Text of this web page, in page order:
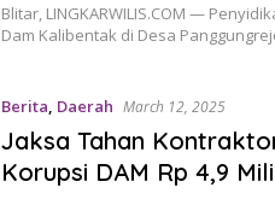
Blitar, LINGKARWILIS.COM —
Dam Kalibentak di Desa
Berita, Daerah March 12, 2025
Jaksa Tahan
Korupsi DAM Rp 4,9